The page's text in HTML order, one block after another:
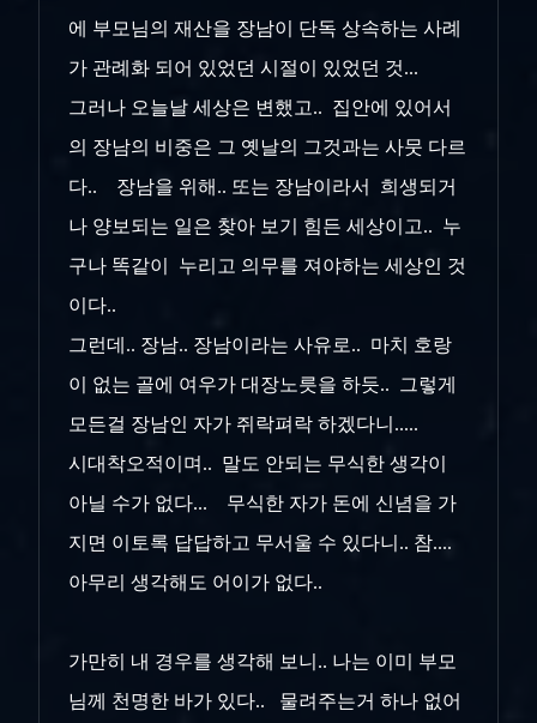
에 부모님의 재산을 장남이 단독 상속하는 사례
가 관례화 되어 있었던 시절이 있었던 것...
그러나 오늘날 세상은 변했고.. 집안에 있어서
의 장남의 비중은 그 옛날의 그것과는 사뭇 다르
다.. 장남을 위해.. 또는 장남이라서 희생되거
나 양보되는 일은 찾아 보기 힘든 세상이고.. 누
구나 똑같이 누리고 의무를 져야하는 세상인 것
이다..
그런데.. 장남.. 장남이라는 사유로.. 마치 호랑
이 없는 골에 여우가 대장노릇을 하듯.. 그렇게
모든걸 장남인 자가 쥐락펴락 하겠다니.....
시대착오적이며.. 말도 안되는 무식한 생각이
아닐 수가 없다... 무식한 자가 돈에 신념을 가
지면 이토록 답답하고 무서울 수 있다니.. 참....
아무리 생각해도 어이가 없다..
가만히 내 경우를 생각해 보니.. 나는 이미 부모
님께 천명한 바가 있다.. 물려주는거 하나 없어